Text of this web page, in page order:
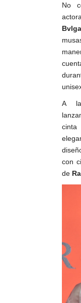
No
A la
con
de